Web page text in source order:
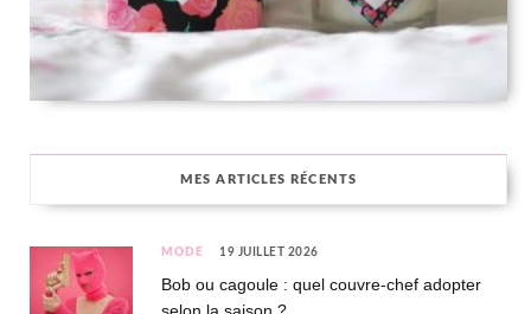
MES ARTICLES RÉCENTS
MODE 19 JUILLET 2026
Bob ou cagoule : quel couvre-chef adopter